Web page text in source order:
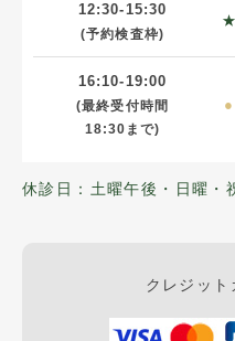
12:30-15:30
(予約検査枠)
★
16:10-19:00
(最終受付時間
18:30まで)
●
休診日：土曜午後・日曜・
クレジット